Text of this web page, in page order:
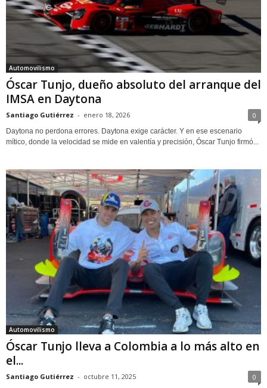
Automovilismo
Óscar Tunjo, dueño absoluto del arranque del
IMSA en Daytona
Santiago Gutiérrez - enero 18, 2026 0
Daytona no perdona errores. Daytona exige carácter. Y en ese escenario
mítico, donde la velocidad se mide en valentía y precisión, Óscar Tunjo firmó...
Automovilismo
Óscar Tunjo lleva a Colombia a lo más alto en
el...
Santiago Gutiérrez - octubre 11, 2025 0